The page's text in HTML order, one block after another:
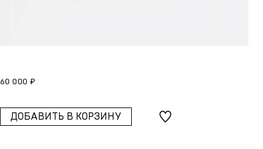
60 000 ₽
ДОБАВИТЬ В КОРЗИНУ